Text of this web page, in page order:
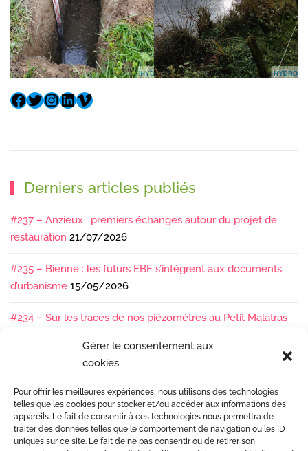
Gérer le consentement aux
cookies
Pour offrir les meilleures expériences, nous utilisons des technologies
telles que les cookies pour stocker et/ou accéder aux informations des
appareils. Le fait de consentir à ces technologies nous permettra de
traiter des données telles que le comportement de navigation ou les ID
uniques sur ce site. Le fait de ne pas consentir ou de retirer son
Derniers articles publiés
#237 – Anzieux : premiers échanges autour du projet de
restauration 21/07/2026
#235 – Bienne : les futurs EBF s’intègrent aux documents
d’urbanisme 15/05/2026
#234 – Sur les traces de nos piézomètres au Petit Malatras
#233 – Les sédiments, ça se suit en équipe !
#232 – Sur le terrain avec l’Isère : ça bouge sous nos pieds !
07/04/2026